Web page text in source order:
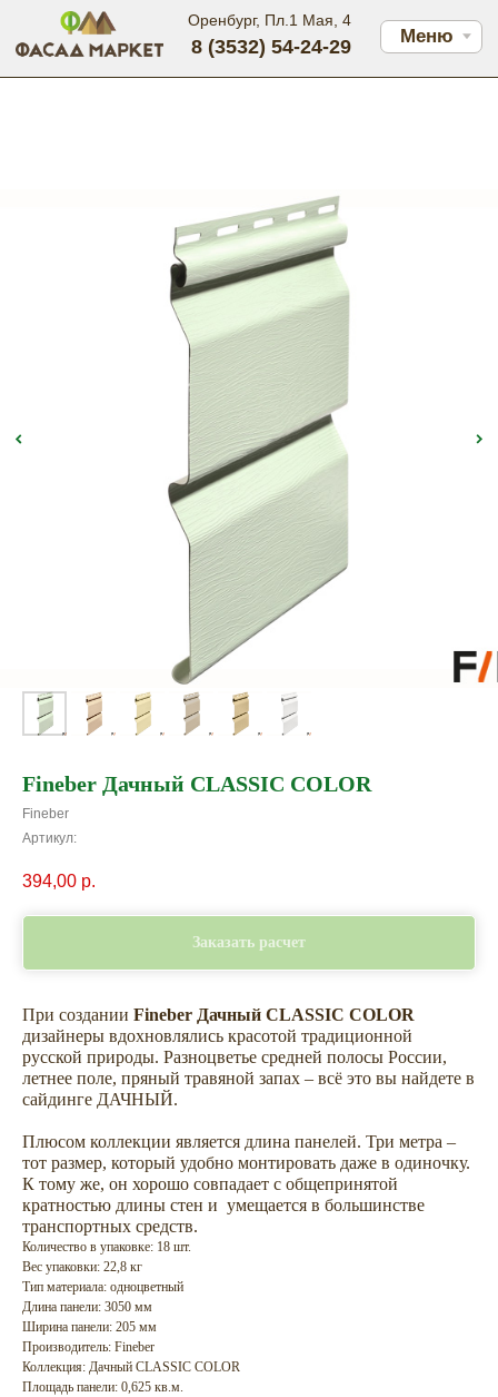
Меню
Оренбург, Пл.1 Мая, 4
8 (3532) 54-24-29
Fineber Дачный CLASSIC COLOR
Fineber
Артикул:
394,00 р.
Заказать расчет
При создании Fineber Дачный CLASSIC COLOR
дизайнеры вдохновлялись красотой традиционной
русской природы. Разноцветье средней полосы России,
летнее поле, пряный травяной запах – всё это вы найдете в
сайдинге ДАЧНЫЙ.
Плюсом коллекции является длина панелей. Три метра –
тот размер, который удобно монтировать даже в одиночку.
К тому же, он хорошо совпадает с общепринятой
кратностью длины стен и умещается в большинстве
транспортных средств.
Количество в упаковке: 18 шт.
Вес упаковки: 22,8 кг
Тип материала: одноцветный
Длина панели: 3050 мм
Ширина панели: 205 мм
Производитель: Fineber
Коллекция: Дачный CLASSIC COLOR
Площадь панели: 0,625 кв.м.